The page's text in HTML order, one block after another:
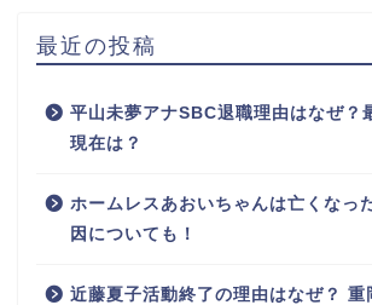
最近の投稿
平山未夢アナSBC退職理由はなぜ？
現在は？
ホームレスあおいちゃんは亡くなっ
因についても！
近藤夏子活動終了の理由はなぜ？ 重